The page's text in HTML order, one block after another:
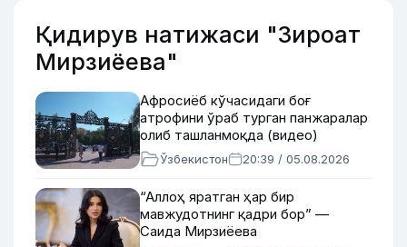
Қидирув натижаси "Зироат
Мирзиёева"
Афросиёб кўчасидаги боғ
атрофини ўраб турган панжаралар
олиб ташланмоқда (видео)
Ўзбекистон 20:39 / 05.08.2026
“Аллоҳ яратган ҳар бир
мавжудотнинг қадри бор” —
Саида Мирзиёева